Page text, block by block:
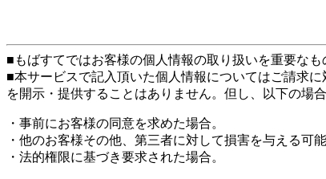
■もばすてではお客様の個人情報の取り扱いを重要な
■本サービスで記入頂いた個人情報についてはご請求
を開示・提供することはありません。但し、以下の場
・事前にお客様の同意を求めた場合。
・他のお客様その他、第三者に対して損害を与える可
・法的権限に基づき要求された場合。